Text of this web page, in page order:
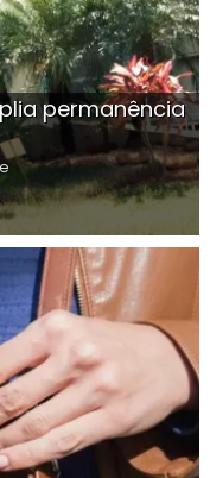
permanência